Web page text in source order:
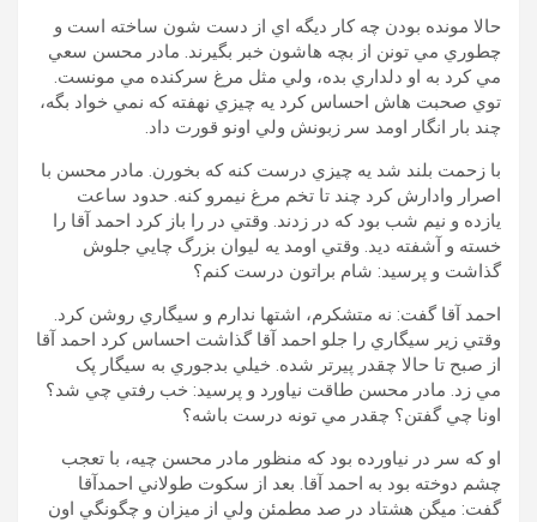
حالا مونده بودن چه کار ديگه اي از دست شون ساخته است و
چطوري مي تونن از بچه هاشون خبر بگيرند. مادر محسن سعي
مي کرد به او دلداري بده، ولي مثل مرغ سرکنده مي مونست.
توي صحبت هاش احساس کرد يه چيزي نهفته که نمي خواد بگه،
چند بار انگار اومد سر زبونش ولي اونو قورت داد.
با زحمت بلند شد يه چيزي درست کنه که بخورن. مادر محسن با
اصرار وادارش کرد چند تا تخم مرغ نيمرو کنه. حدود ساعت
يازده و نيم شب بود که در زدند. وقتي در را باز کرد احمد آقا را
خسته و آشفته ديد. وقتي اومد يه ليوان بزرگ چايي جلوش
گذاشت و پرسيد: شام براتون درست کنم؟
احمد آقا گفت: نه متشکرم، اشتها ندارم و سيگاري روشن کرد.
وقتي زير سيگاري را جلو احمد آقا گذاشت احساس کرد احمد آقا
از صبح تا حالا چقدر پيرتر شده. خيلي بدجوري به سيگار پک
مي زد. مادر محسن طاقت نياورد و پرسيد: خب رفتي چي شد؟
اونا چي گفتن؟ چقدر مي تونه درست باشه؟
او که سر در نياورده بود که منظور مادر محسن چيه، با تعجب
چشم دوخته بود به احمد آقا. بعد از سکوت طولاني احمدآقا
گفت: ميگن هشتاد در صد مطمئن ولي از ميزان و چگونگي اون